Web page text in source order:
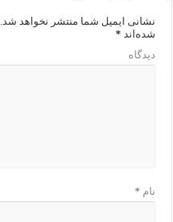
نشانی ایمیل شما منتشر نخواهد شد.
شده‌اند *
دیدگاه
نام *